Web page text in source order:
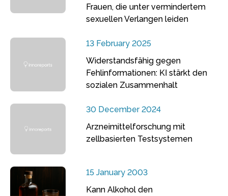
Frauen, die unter vermindertem
sexuellen Verlangen leiden
13 February 2025
Widerstandsfähig gegen
Fehlinformationen: KI stärkt den
sozialen Zusammenhalt
30 December 2024
Arzneimittelforschung mit
zellbasierten Testsystemen
15 January 2003
Kann Alkohol den